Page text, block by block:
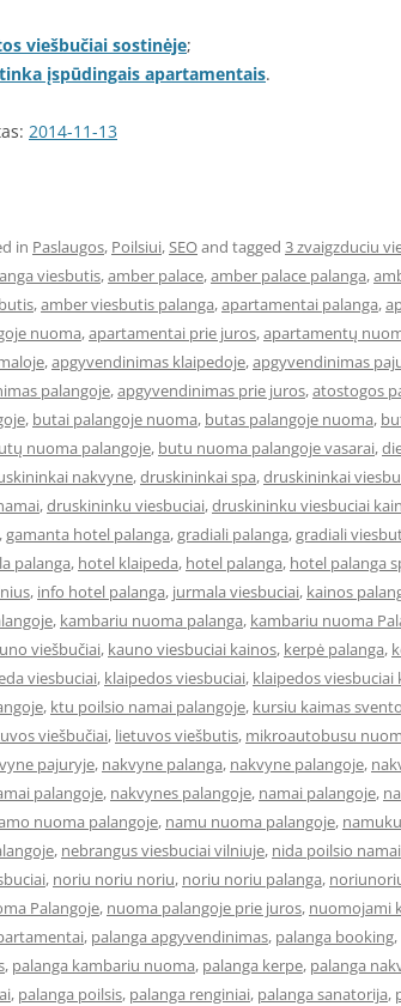
viešbučiai sostinėje;
įspūdingais apartamentais.
2014-11-13
in Paslaugos, Poilsiui,SEOand tagged 3 zvaigzduciu
viesbutis,amber palace,amber palace palanga,
,amber viesbutis palanga,apartamentai palanga,
nuoma,apartamentai prie juros,apartamentų
,apgyvendinimas klaipedoje,apgyvendinimas
palangoje,apgyvendinimas prie juros,atostogos
, butai palangoje nuoma, butas palangoje nuoma,
nuoma palangoje, butu nuoma palangoje vasarai,
nakvyne,druskininkai spa,druskininkai
,druskininku viesbuciai,druskininku viesbuciai
,gamanta hotel palanga,gradiali palanga,gradiali
palanga, hotel klaipeda, hotel palanga, hotel palanga
, info hotel palanga, jurmala viesbuciai, kainos
, kambariu nuoma palanga, kambariu nuoma
viešbučiai, kauno viesbuciai kainos, kerpė palanga,
viesbuciai, klaipedos viesbuciai, klaipedos viesbuciai
, ktu poilsio namai palangoje, kursiu kaimas
viešbučiai, lietuvos viešbutis, mikroautobusu
pajuryje, nakvyne palanga, nakvyne palangoje,
palangoje, nakvynes palangoje, namai palangoje,
nuoma palangoje, namu nuoma palangoje,
, nebrangus viesbuciai vilniuje, nida poilsio namai
, noriu noriu noriu, noriu noriu palanga,
Palangoje, nuoma palangoje prie juros, nuomojami
, palanga apgyvendinimas, palanga booking,
, palanga kambariu nuoma, palanga kerpe, palanga
, palanga poilsis, palanga renginiai, palanga sanatorija,